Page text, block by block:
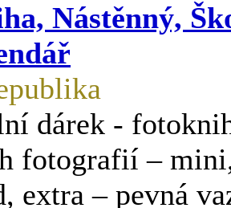
Nástěnný,
dárek -
fotografií –
extra – pevná